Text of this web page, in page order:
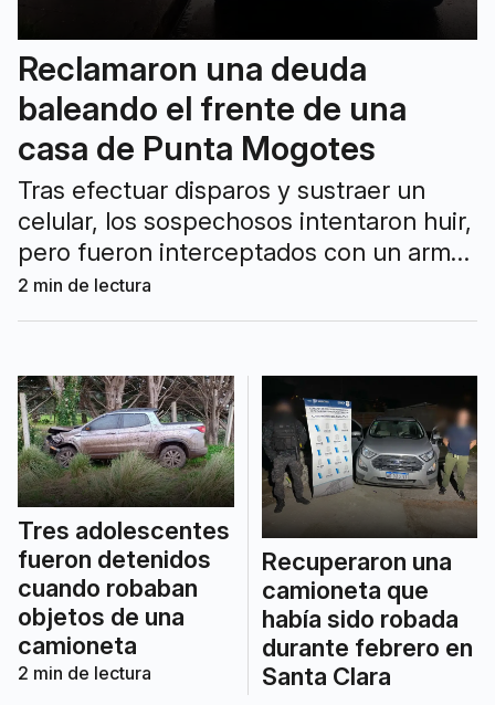
Reclamaron una deuda
baleando el frente de una
casa de Punta Mogotes
Tras efectuar disparos y sustraer un
celular, los sospechosos intentaron huir,
pero fueron interceptados con un arma,
municiones y el teléfono recuperado.
2 min de lectura
Tres adolescentes
fueron detenidos
cuando robaban
objetos de una
camioneta
2 min de lectura
Recuperaron una
camioneta que
había sido robada
durante febrero en
Santa Clara